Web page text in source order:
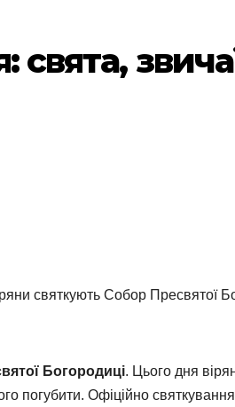
свята,
святкують Собор Пресвятої
Богородиці. Цього дня
погубити. Офіційно